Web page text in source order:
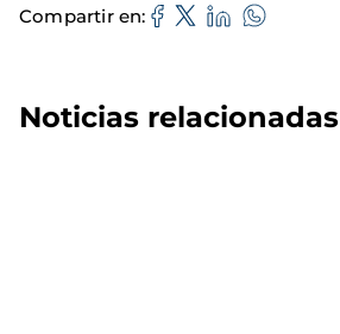
Compartir en
Noticias relacionadas